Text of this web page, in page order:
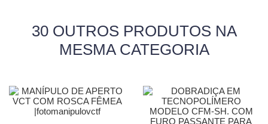
30 OUTROS PRODUTOS NA
MESMA CATEGORIA